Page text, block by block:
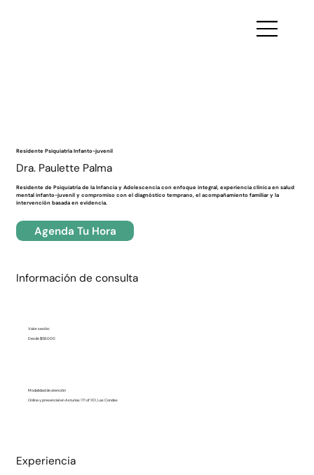
Residente Psiquiatría Infanto-juvenil
Dra. Paulette Palma
Residente de Psiquiatría de la Infancia y Adolescencia con enfoque integral, experiencia clínica en salud
mental infanto-juvenil y compromiso con el diagnóstico temprano, el acompañamiento familiar y la
intervención basada en evidencia.
Agenda Tu Hora
Información de consulta
Valor sesión:
Desde $56.000
Modalidad de atención
Online y presencial en Asturias 171 of 101, Las Condes
Experiencia